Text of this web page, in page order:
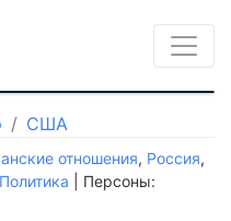
США
отношения, Россия,
Политика | Персоны: